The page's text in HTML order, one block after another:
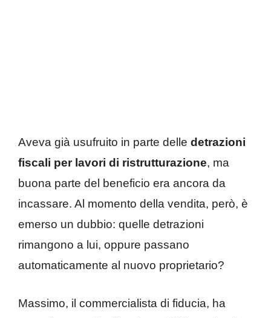
Aveva già usufruito in parte delle detrazioni
fiscali per lavori di ristrutturazione, ma
buona parte del beneficio era ancora da
incassare. Al momento della vendita, però, è
emerso un dubbio: quelle detrazioni
rimangono a lui, oppure passano
automaticamente al nuovo proprietario?
Massimo, il commercialista di fiducia, ha